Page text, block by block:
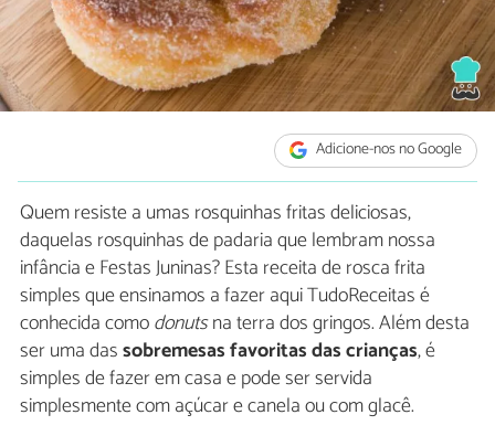
Adicione-nos no Google
Quem resiste a umas rosquinhas fritas deliciosas,
daquelas rosquinhas de padaria que lembram nossa
infância e Festas Juninas? Esta receita de rosca frita
simples que ensinamos a fazer aqui TudoReceitas é
conhecida comodonutsna terra dos gringos. Além desta
ser uma dassobremesas favoritas das crianças, é
simples de fazer em casa e pode ser servida
simplesmente com açúcar e canela ou com glacê.